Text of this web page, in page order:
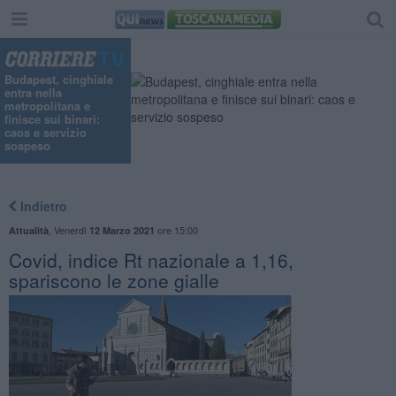
Budapest, cinghiale
entra nella
metropolitana e
finisce sui binari:
caos e servizio
sospeso
Indietro
Attualità Venerdì 12 Marzo 2021 ore 15:00
Covid, indice Rt nazionale a 1,16,
spariscono le zone gialle